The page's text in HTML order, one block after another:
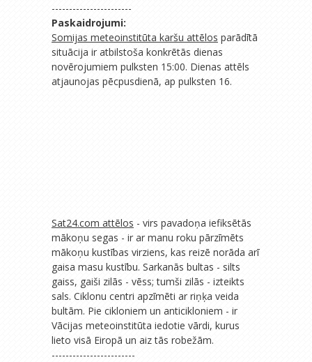
-----------------------
Paskaidrojumi:
Somijas meteoinstitūta karšu attēlos parādītā
situācija ir atbilstoša konkrētās dienas
novērojumiem pulksten 15:00. Dienas attēls
atjaunojas pēcpusdienā, ap pulksten 16.
Sat24.com attēlos - virs pavadoņa iefiksētās
mākoņu segas - ir ar manu roku pārzīmēts
mākoņu kustības virziens, kas reizē norāda arī
gaisa masu kustību. Sarkanās bultas - silts
gaiss, gaiši zilās - vēss; tumši zilās - izteikts
sals. Ciklonu centri apzīmēti ar riņķa veida
bultām. Pie cikloniem un anticikloniem - ir
Vācijas meteoinstitūta iedotie vārdi, kurus
lieto visā Eiropā un aiz tās robežām.
------------------------